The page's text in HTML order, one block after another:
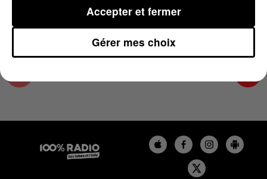
Gérer mes choix
Accepter et fermer